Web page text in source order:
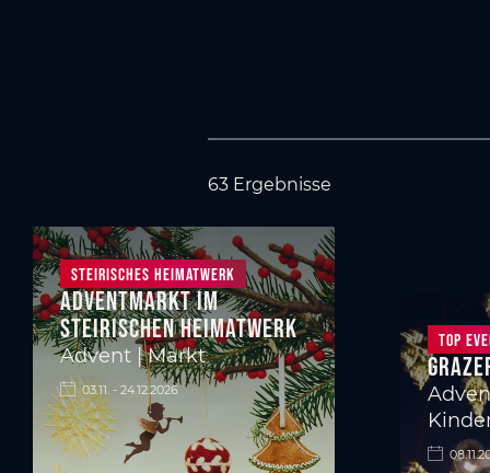
63 Ergebnisse
Steirisches Heimatwerk
Adventmarkt im
Steirischen Heimatwerk
Advent | Markt
03.11. - 24.12.2026
Top